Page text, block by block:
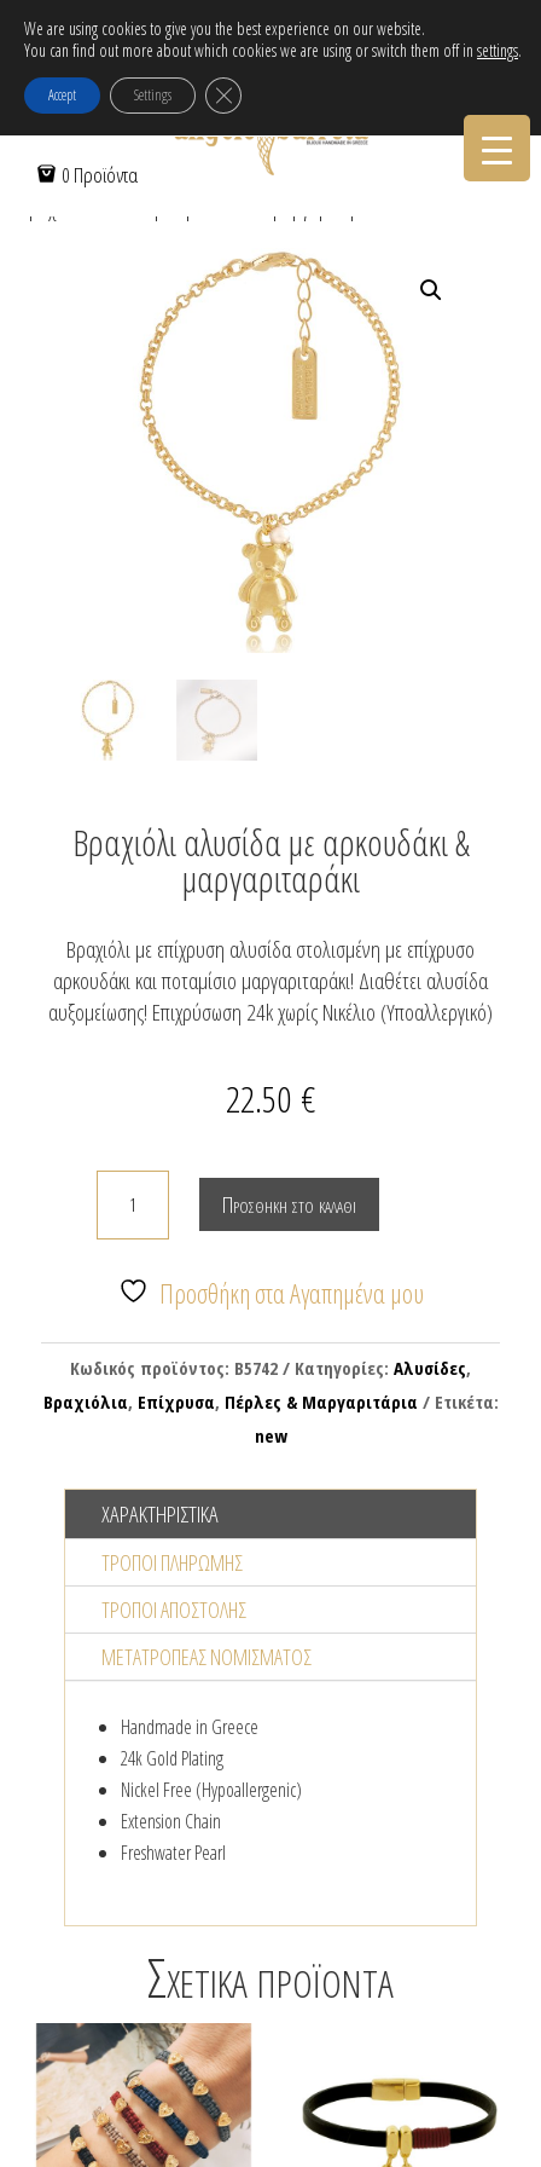
Δωρεάν αποστολή εντός Ελλάδας για αγορές άνω των 30€!
Tηλεφωνικες Παραγγελιες:30-2103222314
0 Προϊόντα
Αρχική Σελίδα/ Βραχιόλια Πέρλες & Μαργαριτάρια/
Βραχιόλι αλυσίδα με αρκουδάκι &
μαργαριταράκι
Βραχιόλι με επίχρυση αλυσίδα στολισμένη με επίχρυσο
αρκουδάκι και ποταμίσιο μαργαριταράκι! Διαθέτει αλυσίδα
αυξομείωσης! Επιχρύσωση 24k χωρίς Νικέλιο (Υποαλλεργικό)
22.50 €
αλυσίδα
αρκουδάκι
μαργαριταράκι
ποσότητα
Προσθήκη στο καλάθι
Προσθήκη στα Αγαπημένα μου
Κωδικός προϊόντος: Β5742 Κατηγορίες: Αλυσίδες,
Βραχιόλια, Επίχρυσα, Πέρλες & Μαργαριτάρια
Ετικέτα:
new
ΧΑΡΑΚΤΗΡΙΣΤΙΚΆ
ΤΡΌΠΟΙ ΠΛΗΡΩΜΉΣ
ΤΡΌΠΟΙ ΑΠΟΣΤΟΛΉΣ
ΜΕΤΑΤΡΟΠΈΑΣ NΟΜΊΣΜΑΤΟΣ
Handmade in Greece
24k Gold Plating
Nickel Free (Hypoallergenic)
Extension Chain
Freshwater Pearl
Σχετικά προϊόντα
We are using cookies to give you the best experience on our website.
You can find out more about which cookies we are using or switch them off in settings.
Accept Settings Κλείσιμο του Cookie banner για το GDPR